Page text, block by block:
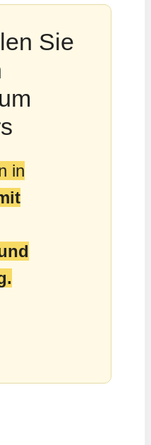
Sie
in